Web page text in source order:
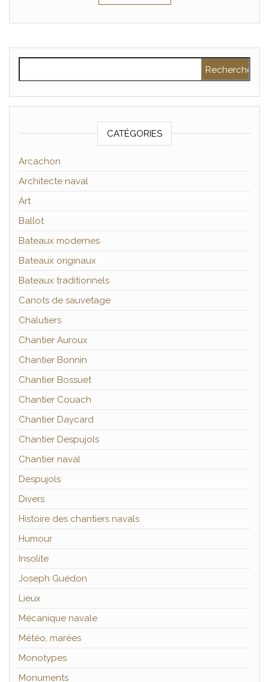
CATÉGORIES
Arcachon
Architecte naval
Art
Ballot
Bateaux modernes
Bateaux originaux
Bateaux traditionnels
Canots de sauvetage
Chalutiers
Chantier Auroux
Chantier Bonnin
Chantier Bossuet
Chantier Couach
Chantier Daycard
Chantier Despujols
Chantier naval
Despujols
Divers
Histoire des chantiers navals
Humour
Insolite
Joseph Guédon
Lieux
Mécanique navale
Météo, marées
Monotypes
Monuments